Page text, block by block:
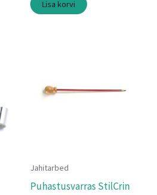
Lisa korvi
Jahitarbed
Puhastusvarras StilCrin